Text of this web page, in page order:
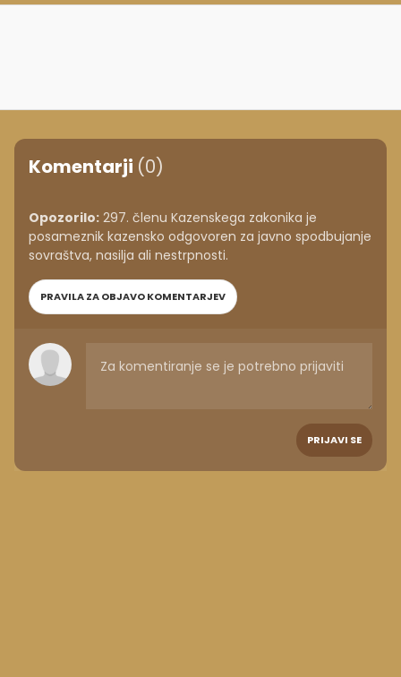
Komentarji (0)
Opozorilo: 297. členu Kazenskega zakonika je
posameznik kazensko odgovoren za javno spodbujanje
sovraštva, nasilja ali nestrpnosti.
PRAVILA ZA OBJAVO KOMENTARJEV
PRIJAVI SE